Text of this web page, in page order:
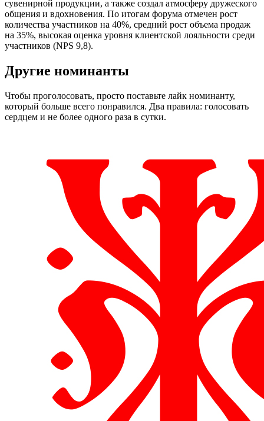
сувенирной продукции, а также создал атмосферу дружеского
общения и вдохновения. По итогам форума отмечен рост
количества участников на 40%, средний рост объема продаж
на 35%, высокая оценка уровня клиентской лояльности среди
участников (NPS 9,8).
Другие номинанты
Чтобы проголосовать, просто поставьте лайк номинанту,
который больше всего понравился. Два правила: голосовать
сердцем и не более одного раза в сутки.